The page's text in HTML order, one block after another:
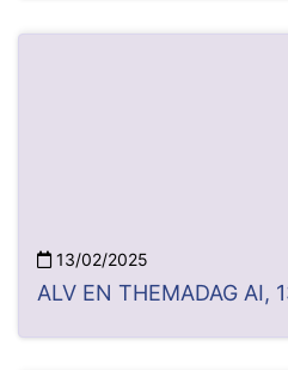
13/02/2025
ALV EN THEMADAG AI,